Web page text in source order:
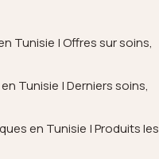
Tunisie | Offres sur soins,
Tunisie | Derniers soins,
en Tunisie | Produits les